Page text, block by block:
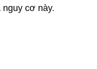
cơ này.